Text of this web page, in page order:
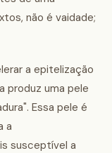
não é vaidade;
a epitelização
produz uma pele
Essa pele é
a
susceptível a